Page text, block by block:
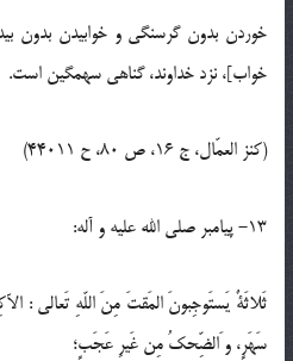
خوردن بدون گرسنگى و خوابيدن بدون
خواب]، نزد خداوند، گناهى سهمگين است.
(كنز العمّال، ج 16، ص 80، ح 44011)
13- پيامبر صلى الله عليه و آله:
ثَلاثَةٌ يَستَوجِبونَ المَقتَ مِنَ اللّه‏ِ تَعالى :
سَهَرٍ، و َالضِّحكُ مِن غَيرِ عَجَبٍ؛